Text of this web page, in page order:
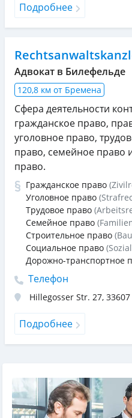
Подробнее
Адвокат в Билефельде
120,8 км от Бремена
Сфера деятельности
гражданское право,
уголовное право,
право, семейное право
право.
Гражданское право
Уголовное право
Трудовое право
Семейное право
Строительное право
Социальное право
Дорожно-транспортное
Телефон
Hillegosser Str. 27, 33607
Подробнее